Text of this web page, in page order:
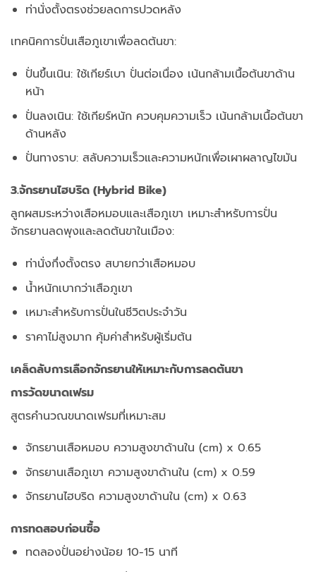
ท่านั่งตั้งตรงช่วยลดการปวดหลัง
เทคนิคการปั่นเสือภูเขาเพื่อลดต้นขา:
ปั่นขึ้นเนิน: ใช้เกียร์เบา ปั่นต่อเนื่อง เน้นกล้ามเนื้อต้นขาด้าน
หน้า
ปั่นลงเนิน: ใช้เกียร์หนัก ควบคุมความเร็ว เน้นกล้ามเนื้อต้นขา
ด้านหลัง
ปั่นทางราบ: สลับความเร็วและความหนักเพื่อเผาผลาญไขมัน
3.จักรยานไฮบริด (Hybrid Bike)
ลูกผสมระหว่างเสือหมอบและเสือภูเขา เหมาะสำหรับการปั่น
จักรยานลดพุงและลดต้นขาในเมือง:
ท่านั่งกึ่งตั้งตรง สบายกว่าเสือหมอบ
น้ำหนักเบากว่าเสือภูเขา
เหมาะสำหรับการปั่นในชีวิตประจำวัน
ราคาไม่สูงมาก คุ้มค่าสำหรับผู้เริ่มต้น
เคล็ดลับการเลือกจักรยานให้เหมาะกับการลดต้นขา
การวัดขนาดเฟรม
สูตรคำนวณขนาดเฟรมที่เหมาะสม
จักรยานเสือหมอบ ความสูงขาด้านใน (cm) x 0.65
จักรยานเสือภูเขา ความสูงขาด้านใน (cm) x 0.59
จักรยานไฮบริด ความสูงขาด้านใน (cm) x 0.63
การทดสอบก่อนซื้อ
ทดลองปั่นอย่างน้อย 10-15 นาที